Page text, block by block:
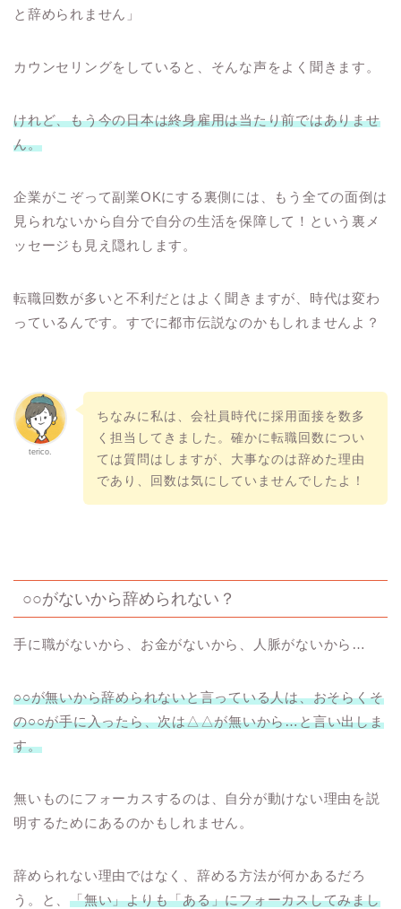
と辞められません」
カウンセリングをしていると、そんな声をよく聞きます。
けれど、もう今の日本は終身雇用は当たり前ではありませ
ん。
企業がこぞって副業OKにする裏側には、もう全ての面倒は
見られないから自分で自分の生活を保障して！という裏メ
ッセージも見え隠れします。
転職回数が多いと不利だとはよく聞きますが、時代は変わ
っているんです。すでに都市伝説なのかもしれませんよ？
terico.
ちなみに私は、会社員時代に採用面接を数多
く担当してきました。確かに転職回数につい
ては質問はしますが、大事なのは辞めた理由
であり、回数は気にしていませんでしたよ！
○○がないから辞められない？
手に職がないから、お金がないから、人脈がないから …
○○が無いから辞められないと言っている人は、おそらくそ
の○○が手に入ったら、次は△△が無いから…と言い出しま
す。
無いものにフォーカスするのは、自分が動けない理由を説
明するためにあるのかもしれません。
辞められない理由ではなく、辞める方法が何かあるだろ
う。と、「無い」よりも「ある」にフォーカスしてみまし